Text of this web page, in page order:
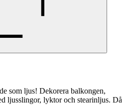
som ljus! Dekorera balkongen,
ljusslingor, lyktor och stearinljus. Då